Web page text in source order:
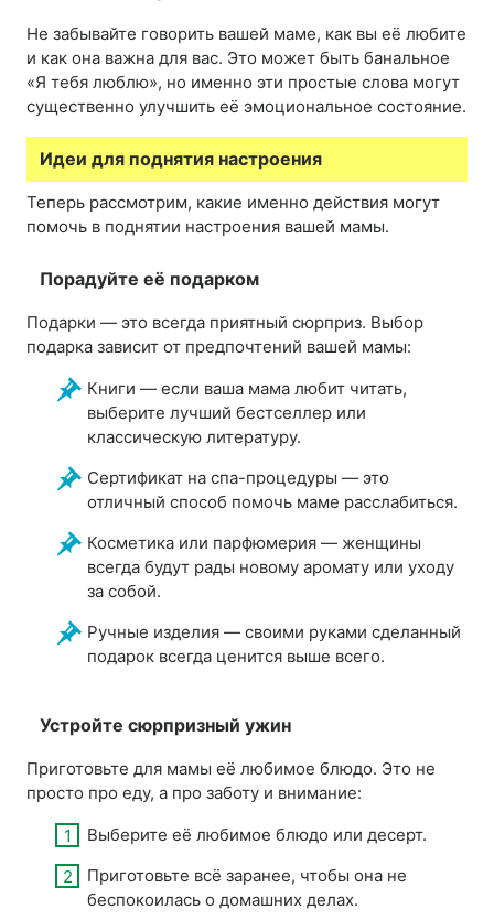
Не забывайте говорить вашей маме, как вы её любите
и как она важна для вас. Это может быть банальное
«Я тебя люблю», но именно эти простые слова могут
существенно улучшить её эмоциональное состояние.
Идеи для поднятия настроения
Теперь рассмотрим, какие именно действия могут
помочь в поднятии настроения вашей мамы.
Порадуйте её подарком
Подарки — это всегда приятный сюрприз. Выбор
подарка зависит от предпочтений вашей мамы:
Книги — если ваша мама любит читать,
выберите лучший бестселлер или
классическую литературу.
Сертификат на спа-процедуры — это
отличный способ помочь маме расслабиться.
Косметика или парфюмерия — женщины
всегда будут рады новому аромату или уходу
за собой.
Ручные изделия — своими руками сделанный
подарок всегда ценится выше всего.
Устройте сюрпризный ужин
Приготовьте для мамы её любимое блюдо. Это не
просто про еду, а про заботу и внимание:
Выберите её любимое блюдо или десерт.
Приготовьте всё заранее, чтобы она не
беспокоилась о домашних делах.